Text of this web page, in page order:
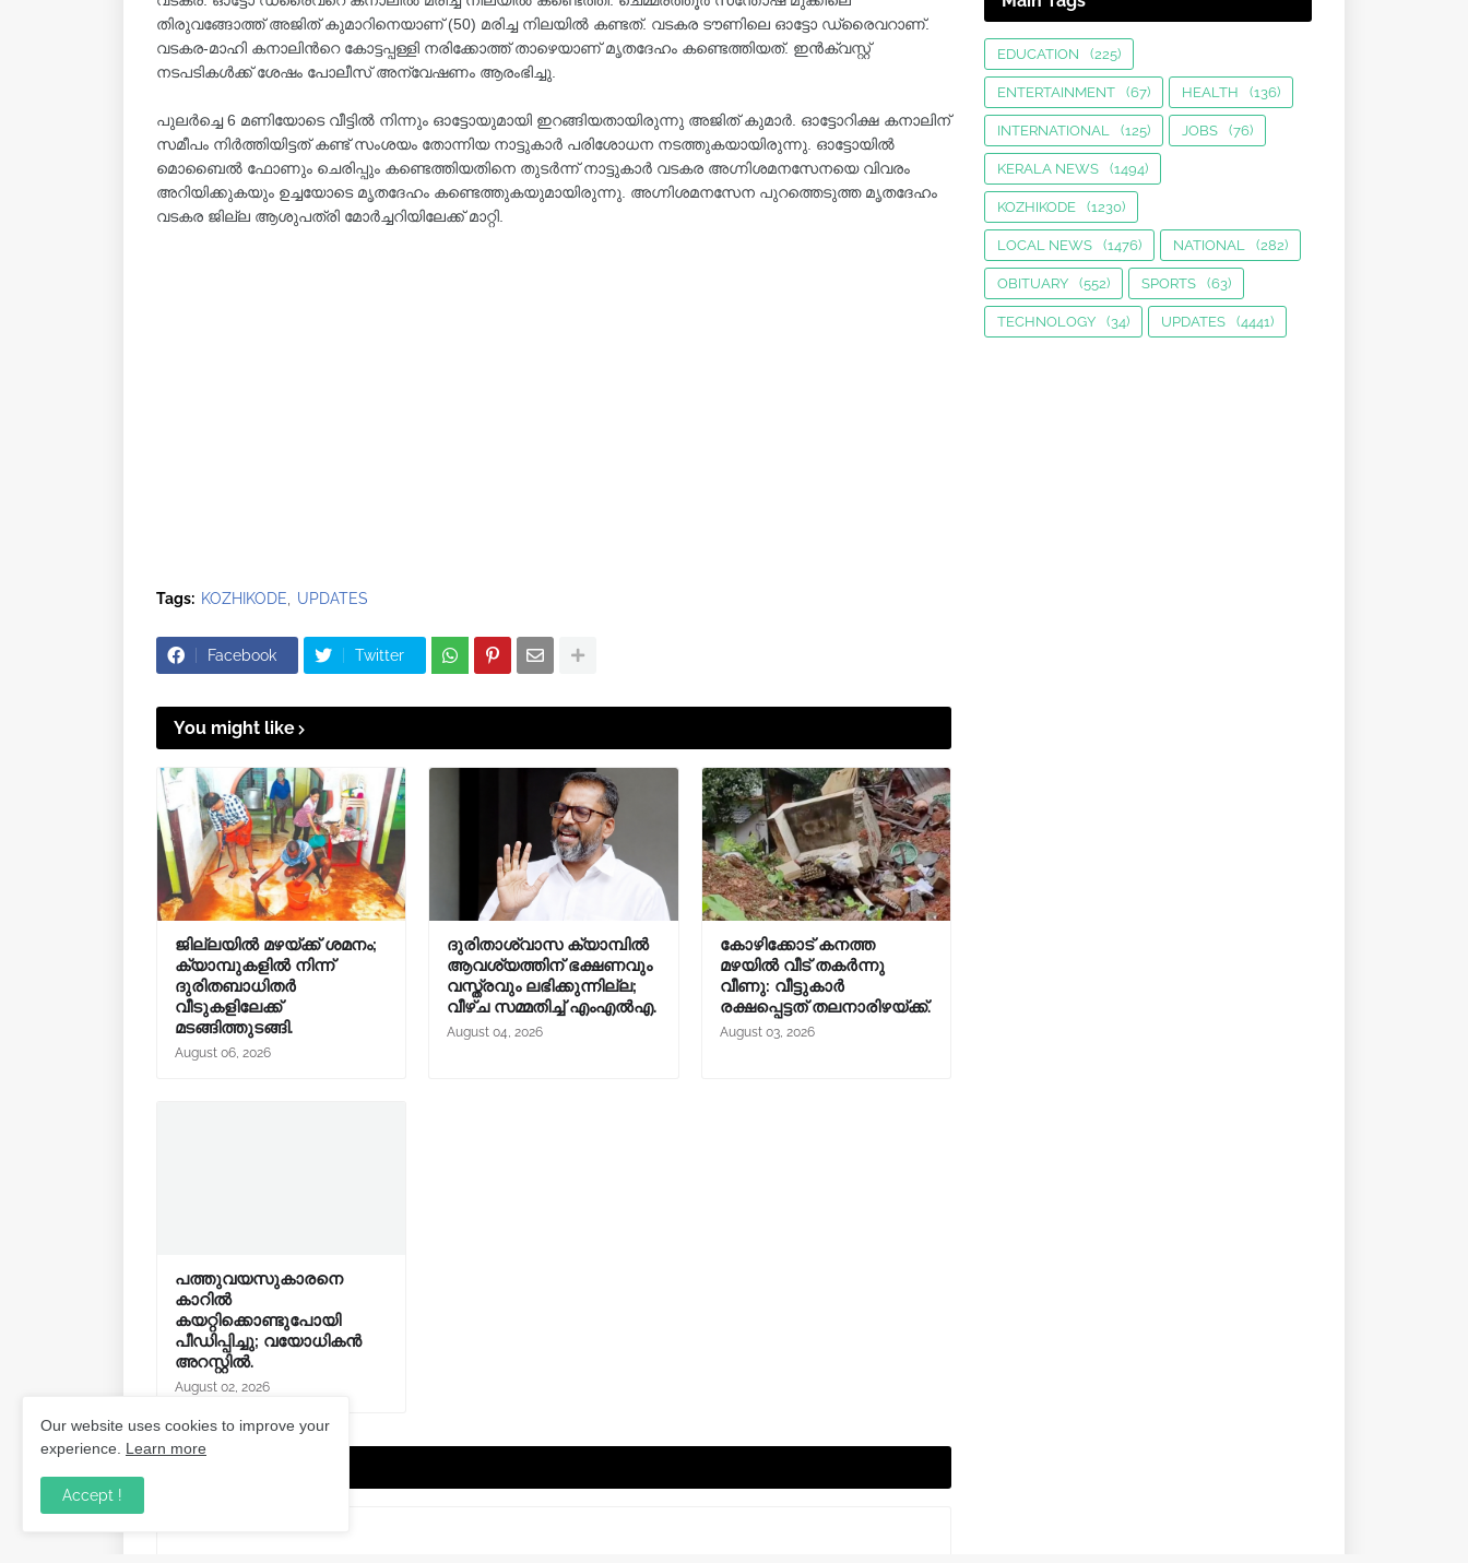
തിരുവങ്ങോത്ത് അജിത് കുമാറിനെയാണ് (50) മരിച്ച നിലയിൽ കണ്ടത്. വടകര ടൗണിലെ ഓട്ടോ ഡ്രൈവറാണ്.
വടകര-മാഹി കനാലിന്‍റെ കോട്ടപ്പള്ളി നരിക്കോത്ത് താഴെയാണ് മൃതദേഹം കണ്ടെത്തിയത്. ഇൻക്വസ്റ്റ്
നടപടികൾക്ക് ശേഷം പോലീസ് അന്വേഷണം ആരംഭിച്ചു.
പുലർച്ചെ 6 മണിയോടെ വീട്ടിൽ നിന്നും ഓട്ടോയുമായി ഇറങ്ങിയതായിരുന്നു അജിത് കുമാർ. ഓട്ടോറിക്ഷ കനാലിന്
സമീപം നിർത്തിയിട്ടത് കണ്ട് സംശയം തോന്നിയ നാട്ടുകാർ പരിശോധന നടത്തുകയായിരുന്നു. ഓട്ടോയിൽ
മൊബൈൽ ഫോണും ചെരിപ്പും കണ്ടെത്തിയതിനെ തുടർന്ന് നാട്ടുകാർ വടകര അഗ്നിശമനസേനയെ വിവരം
അറിയിക്കുകയും ഉച്ചയോടെ മൃതദേഹം കണ്ടെത്തുകയുമായിരുന്നു. അഗ്നിശമനസേന പുറത്തെടുത്ത മൃതദേഹം
വടകര ജില്ല ആശുപത്രി മോർച്ചറിയിലേക്ക് മാറ്റി.
Tags: KOZHIKODE UPDATES
Facebook Twitter
You might like
ജില്ലയിൽ മഴയ്ക്ക് ശമനം;
ക്യാമ്പുകളിൽ നിന്ന്
ദുരിതബാധിതർ
വീടുകളിലേക്ക്
മടങ്ങിത്തുടങ്ങി.
August 06, 2026
ദുരിതാശ്വാസ ക്യാമ്പിൽ
ആവശ്യത്തിന് ഭക്ഷണവും
വസ്ത്രവും ലഭിക്കുന്നില്ല;
വീഴ്ച സമ്മതിച്ച് എംഎൽഎ.
August 04, 2026
കോഴിക്കോട് കനത്ത
മഴയിൽ വീട് തകർന്നു
വീണു: വീട്ടുകാർ
രക്ഷപ്പെട്ടത് തലനാരിഴയ്ക്ക്.
August 03, 2026
പത്തുവയസുകാരനെ
കാറിൽ
കയറ്റിക്കൊണ്ടുപോയി
പീഡിപ്പിച്ചു; വയോധികൻ
അറസ്റ്റിൽ.
August 02, 2026
EDUCATION (225)
ENTERTAINMENT (67) HEALTH (136)
INTERNATIONAL (125) JOBS (76)
KERALA NEWS (1494)
KOZHIKODE (1230)
LOCAL NEWS (1476) NATIONAL (282)
OBITUARY (552) SPORTS (63)
TECHNOLOGY (34) UPDATES (4441)
Our website uses cookies to improve your
experience. Learn more
Accept !